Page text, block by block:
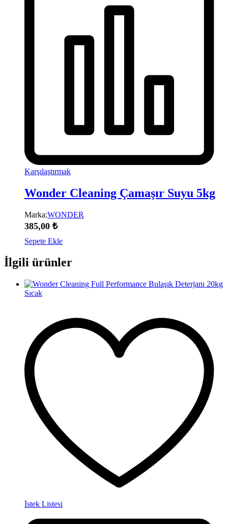
Karşılaştırmak
Wonder Cleaning Çamaşır Suyu 5kg
Marka:WONDER
385,00 ₺
Sepete Ekle
İlgili ürünler
Sıcak
İstek Listesi